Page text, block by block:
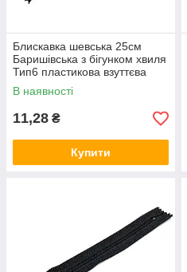
Блискавка шевська 25см
Баришівська з бігунком хвиля
Тип6 пластикова взуттєва
В наявності
11,28 ₴
Купити